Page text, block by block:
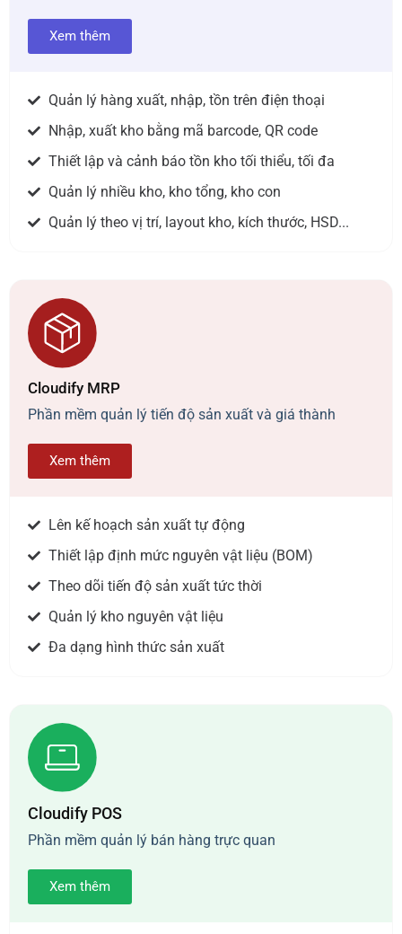
Xem thêm
Quản lý hàng xuất, nhập, tồn trên điện thoại
Nhập, xuất kho bằng mã barcode, QR code
Thiết lập và cảnh báo tồn kho tối thiểu, tối đa
Quản lý nhiều kho, kho tổng, kho con
Quản lý theo vị trí, layout kho, kích thước, HSD...
Cloudify MRP
Phần mềm quản lý tiến độ sản xuất và giá thành
Xem thêm
Lên kế hoạch sản xuất tự động
Thiết lập định mức nguyên vật liệu (BOM)
Theo dõi tiến độ sản xuất tức thời
Quản lý kho nguyên vật liệu
Đa dạng hình thức sản xuất
Cloudify POS
Phần mềm quản lý bán hàng trực quan
Xem thêm